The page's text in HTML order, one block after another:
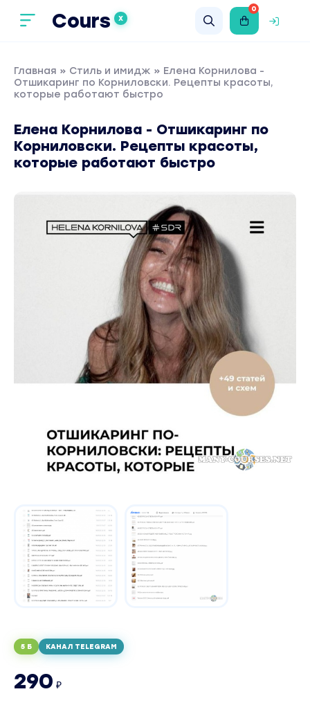
Cours X
0
Главная » Стиль и имидж » Елена Корнилова -
Отшикаринг по Корниловски. Рецепты красоты,
которые работают быстро
Елена Корнилова - Отшикаринг по
Корниловски. Рецепты красоты,
которые работают быстро
5 Б КАНАЛ TELEGRAM
290 ₽